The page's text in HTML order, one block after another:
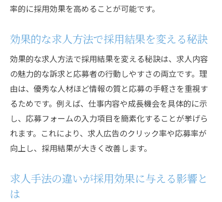
率的に採用効果を高めることが可能です。
効果的な求人方法で採用結果を変える秘訣
効果的な求人方法で採用結果を変える秘訣は、求人内容
の魅力的な訴求と応募者の行動しやすさの両立です。理
由は、優秀な人材ほど情報の質と応募の手軽さを重視す
るためです。例えば、仕事内容や成長機会を具体的に示
し、応募フォームの入力項目を簡素化することが挙げら
れます。これにより、求人広告のクリック率や応募率が
向上し、採用結果が大きく改善します。
求人手法の違いが採用効果に与える影響と
は